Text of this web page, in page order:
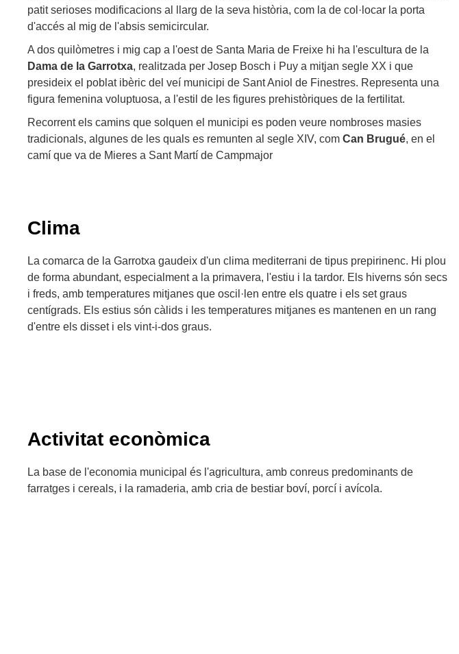
patit serioses modificacions al llarg de la seva història, com la de col·locar la porta
d'accés al mig de l'absis semicircular.
A dos quilòmetres i mig cap a l'oest de Santa Maria de Freixe hi ha l'escultura de la
Dama de la Garrotxa, realitzada per Josep Bosch i Puy a mitjan segle XX i que
presideix el poblat ibèric del veí municipi de Sant Aniol de Finestres. Representa una
figura femenina voluptuosa, a l'estil de les figures prehistòriques de la fertilitat.
Recorrent els camins que solquen el municipi es poden veure nombroses masies
tradicionals, algunes de les quals es remunten al segle XIV, com Can Brugué, en el
camí que va de Mieres a Sant Martí de Campmajor
Clima
La comarca de la Garrotxa gaudeix d'un clima mediterrani de tipus prepirinenc. Hi plou
de forma abundant, especialment a la primavera, l'estiu i la tardor. Els hiverns són secs
i freds, amb temperatures mitjanes que oscil·len entre els quatre i els set graus
centígrads. Els estius són càlids i les temperatures mitjanes es mantenen en un rang
d'entre els disset i els vint-i-dos graus.
Activitat econòmica
La base de l'economia municipal és l'agricultura, amb conreus predominants de
farratges i cereals, i la ramaderia, amb cria de bestiar boví, porcí i avícola.